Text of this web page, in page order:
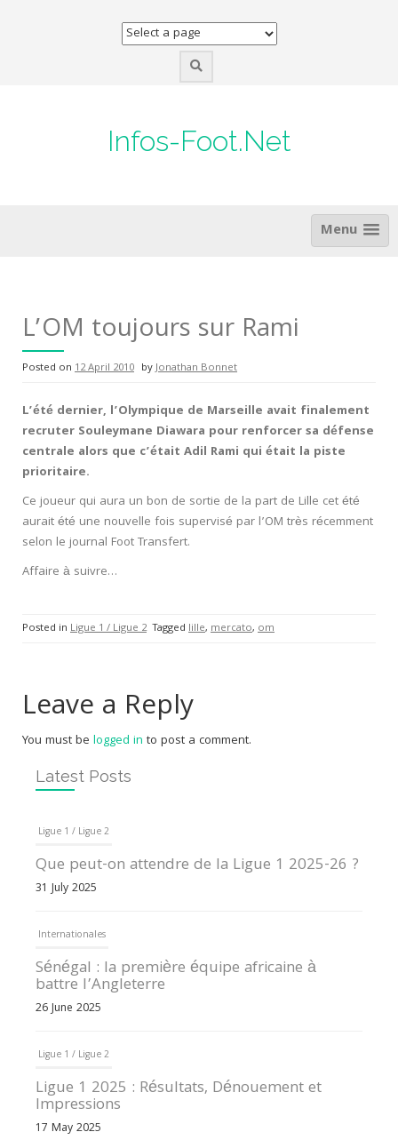
Infos-Foot.Net
Menu
L’OM toujours sur Rami
Posted on 12 April 2010 byJonathan Bonnet
L’été dernier, l’Olympique de Marseille avait finalement
recruter Souleymane Diawara pour renforcer sa défense
centrale alors que c’était Adil Rami qui était la piste
prioritaire.
Ce joueur qui aura un bon de sortie de la part de Lille cet été
aurait été une nouvelle fois supervisé par l’OM très récemment
selon le journal Foot Transfert.
Affaire à suivre…
Posted in Ligue 1 / Ligue 2 Tagged lille, mercato, om
Leave a Reply
You must be logged in to post a comment.
Latest Posts
Ligue 1 / Ligue 2
Que peut-on attendre de la Ligue 1 2025-26 ?
31 July 2025
Internationales
Sénégal : la première équipe africaine à
battre l’Angleterre
26 June 2025
Ligue 1 / Ligue 2
Ligue 1 2025 : Résultats, Dénouement et
Impressions
17 May 2025